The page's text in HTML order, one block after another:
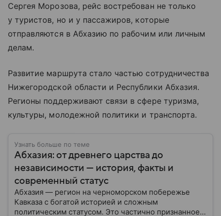
Сергея Морозова, рейс востребован не только
у туристов, но и у пассажиров, которые
отправляются в Абхазию по рабочим или личным
делам.
Развитие маршрута стало частью сотрудничества
Нижегородской области и Республики Абхазия.
Регионы поддерживают связи в сфере туризма,
культуры, молодежной политики и транспорта.
Узнать больше по теме
Абхазия: от древнего царства до
независимости — история, факты и
современный статус
Абхазия — регион на черноморском побережье
Кавказа с богатой историей и сложным
политическим статусом. Это частично признанное